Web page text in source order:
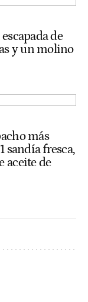
de
y un molino
más
sandía fresca,
aceite de